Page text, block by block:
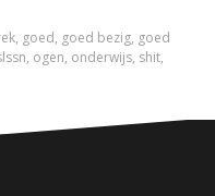
, goed, goed bezig, goed
, ogen, onderwijs, shit,